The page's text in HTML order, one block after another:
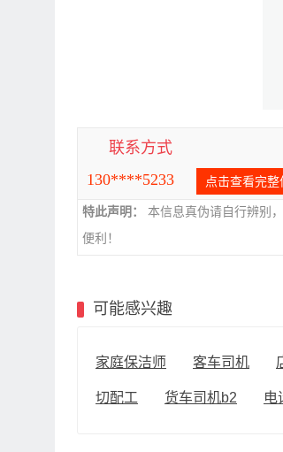
联系方式
130****5233
点击查看完整
特此声明：
本信息真伪请自行辨别
便利！
可能感兴趣
家庭保洁师 客车司机
切配工 货车司机b2 电